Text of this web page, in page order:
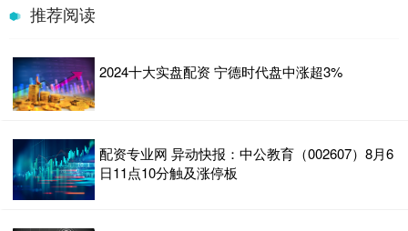
推荐阅读
2024十大实盘配资 宁德时代盘中涨超3%
配资专业网 异动快报：中公教育（002607）8月6
日11点10分触及涨停板